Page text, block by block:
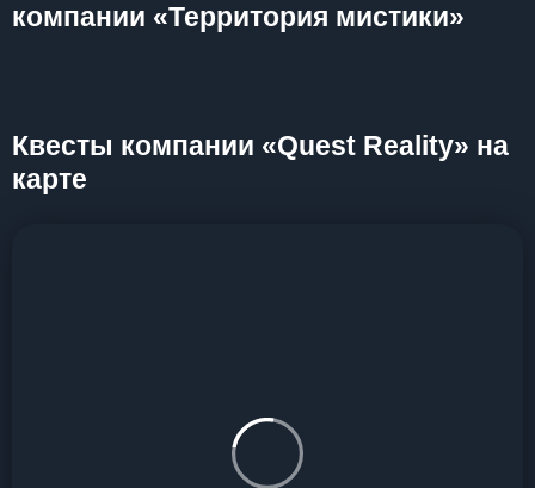
компании «Территория мистики»
Квесты компании «Quest Reality» на
карте